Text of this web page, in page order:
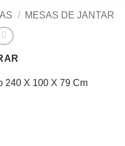
/ MESAS DE JANTAR